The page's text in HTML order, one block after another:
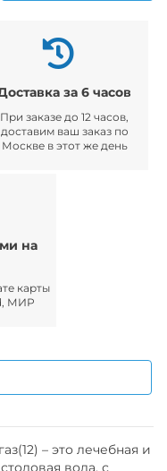
за 6 часов
При заказе до 12 часов,
доставим ваш заказ по
Москве в этот же день
на
карты
МИР
– это лечебная и
вода, с